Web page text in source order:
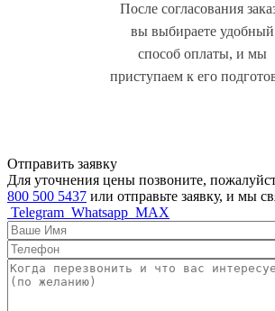
После согласования
вы выбираете удобный
способ оплаты, и мы
приступаем к его
Отправить заявку
Для уточнения цены позвоните,
800 500 5437 или отправьте заявку, и мы
Telegram Whatsapp MAX